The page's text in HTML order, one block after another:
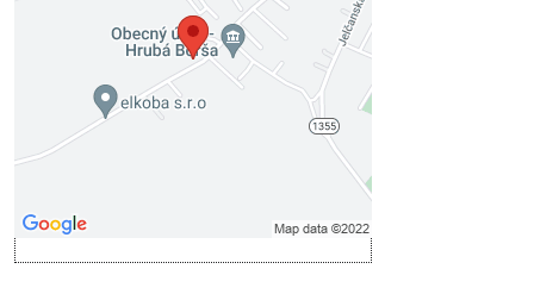
Prajete si načítať externý obsah?
Povoliť tentokrát
Povoliť a zapamätať - súhlas s